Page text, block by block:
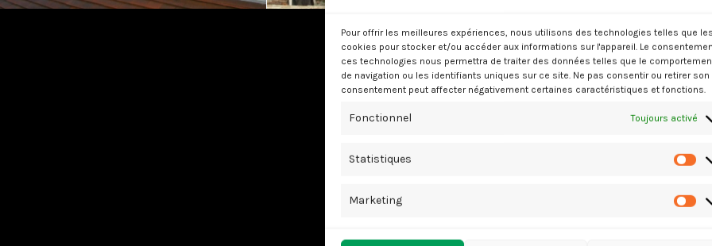
Pour offrir les meilleures expériences, nous utilisons des technologies telles que les
cookies pour stocker et/ou accéder aux informations sur l'appareil. Le
ces technologies nous permettra de traiter des données telles que le
de navigation ou les identifiants uniques sur ce site. Ne pas consentir ou retirer son
consentement peut affecter négativement certaines caractéristiques et fonctions.
Fonctionnel Toujours activé
Statistiques
MarketingN'hésitez pas à nous contacter